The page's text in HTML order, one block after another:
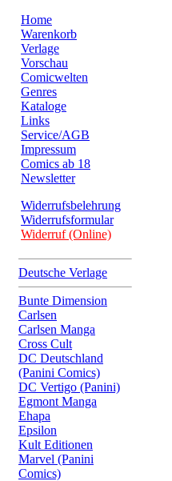
Home
Warenkorb
Verlage
Vorschau
Comicwelten
Genres
Kataloge
Links
Service/AGB
Impressum
Comics ab 18
Newsletter
Widerrufsbelehrung
Widerrufsformular
Widerruf (Online)
Deutsche Verlage
Bunte Dimension
Carlsen
Carlsen Manga
Cross Cult
DC Deutschland
(Panini Comics)
DC Vertigo (Panini)
Egmont Manga
Ehapa
Epsilon
Kult Editionen
Marvel (Panini
Comics)